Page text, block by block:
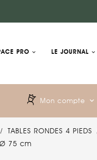
PRO LE JOURNAL
Mon compte expand_more
TABLES RONDES 4 PIEDS
Ø 75 cm